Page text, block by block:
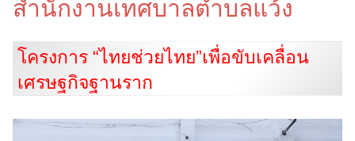
สำนักงานเทศบาลตำบลแว้ง
โครงการ “ไทยช่วยไทย”เพื่อขับเคลื่อน
เศรษฐกิจฐานราก